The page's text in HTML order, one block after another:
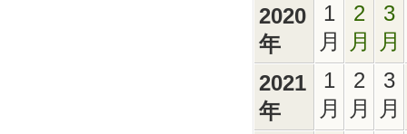
2020
年
1
月
2
月
3
月
2021
年
1
月
2
月
3
月